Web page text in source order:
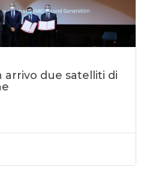
arrivo due satelliti di